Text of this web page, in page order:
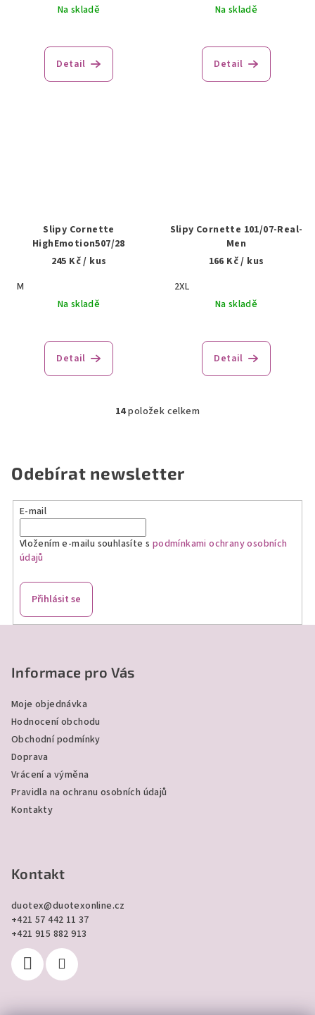
Na skladě
Detail
Na skladě
Detail
Slipy Cornette
HighEmotion507/28
245 Kč/ kus
M
Na skladě
Detail
Slipy Cornette 101/07-Real-
Men
166 Kč/ kus
2XL
Na skladě
Detail
O
á
d
a
p
v
14položek celkem
Odebírat newsletter
E-mail
Vložením e-mailu souhlasíte s podmínkami ochrany osobních
údajů
Přihlásit se
Informace pro Vás
Moje objednávka
Hodnocení obchodu
Obchodní podmínky
Doprava
Vrácení a výměna
Pravidla na ochranu osobních údajů
Kontakty
Kontakt
duotex@duotexonline.cz
+421 57 442 11 37
+421 915 882 913